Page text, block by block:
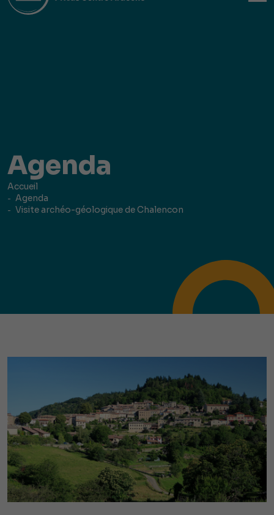
Agenda
Accueil
Agenda
Visite archéo-géologique de Chalencon